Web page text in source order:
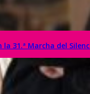
31.ª Marcha del